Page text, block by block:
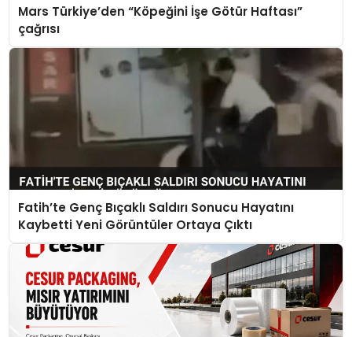
Mars Türkiye’den “Köpeğini İşe Götür Haftası”
çağrısı
Fatih’te Genç Bıçaklı Saldırı Sonucu Hayatını
Kaybetti Yeni Görüntüler Ortaya Çıktı